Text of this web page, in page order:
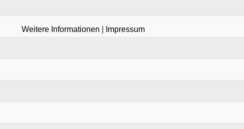
Weitere Informationen
Impressum